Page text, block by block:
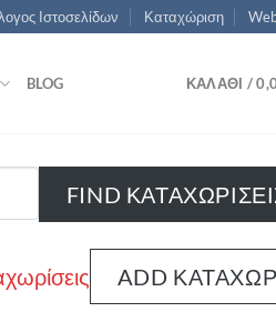
Ιστοσελίδων Καταχώριση
BLOG ΚΑΛΆΘΙ /
ADD